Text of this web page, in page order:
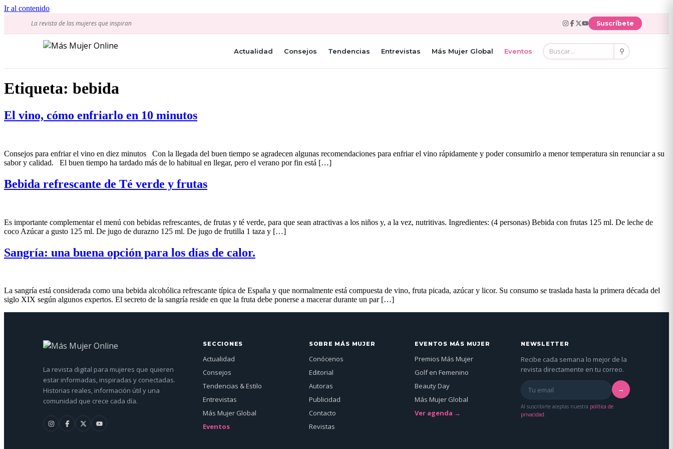
Ir al contenido
La revista de las mujeres que inspiran
Suscríbete
Actualidad Consejos Tendencias Entrevistas Más Mujer Global Eventos ⚲
Etiqueta: bebida
El vino, cómo enfriarlo en 10 minutos
Consejos para enfriar el vino en diez minutos Con la llegada del buen tiempo se agradecen algunas recomendaciones para enfriar el vino rápidamente y poder consumirlo a menor temperatura sin renunciar a su
sabor y calidad. El buen tiempo ha tardado más de lo habitual en llegar, pero el verano por fin está […]
Bebida refrescante de Té verde y frutas
Es importante complementar el menú con bebidas refrescantes, de frutas y té verde, para que sean atractivas a los niños y, a la vez, nutritivas. Ingredientes: (4 personas) Bebida con frutas 125 ml. De leche de
coco Azúcar a gusto 125 ml. De jugo de durazno 125 ml. De jugo de frutilla 1 taza y […]
Sangría: una buena opción para los días de calor.
La sangría está considerada como una bebida alcohólica refrescante típica de España y que normalmente está compuesta de vino, fruta picada, azúcar y licor. Su consumo se traslada hasta la primera década del
siglo XIX según algunos expertos. El secreto de la sangría reside en que la fruta debe ponerse a macerar durante un par […]
La revista digital para mujeres que quieren
estar informadas, inspiradas y conectadas.
Historias reales, información útil y una
comunidad que crece cada día.
SECCIONES
Actualidad
Consejos
Tendencias & Estilo
Entrevistas
Más Mujer Global
Eventos
SOBRE MÁS MUJER
Conócenos
Editorial
Autoras
Publicidad
Contacto
Revistas
EVENTOS MÁS MUJER
Premios Más Mujer
Golf en Femenino
Beauty Day
Más Mujer Global
Ver agenda →
NEWSLETTER
Recibe cada semana lo mejor de la
revista directamente en tu correo.
→
Al suscribirte aceptas nuestra política de
privacidad.